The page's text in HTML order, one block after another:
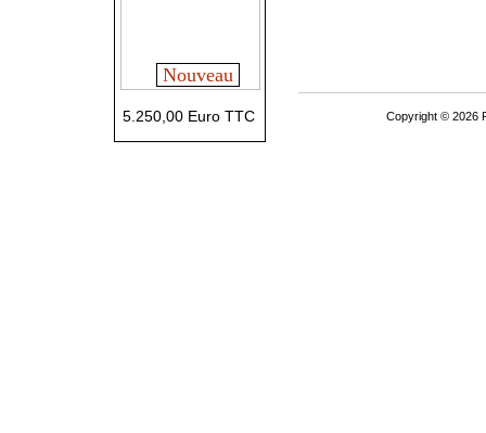
Nouveau
5.250,00 Euro TTC Copyright © 2026